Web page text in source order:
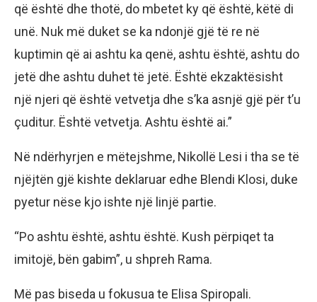
që është dhe thotë, do mbetet ky që është, këtë di
unë. Nuk më duket se ka ndonjë gjë të re në
kuptimin që ai ashtu ka qenë, ashtu është, ashtu do
jetë dhe ashtu duhet të jetë. Është ekzaktësisht
një njeri që është vetvetja dhe s’ka asnjë gjë për t’u
çuditur. Është vetvetja. Ashtu është ai.”
Në ndërhyrjen e mëtejshme, Nikollë Lesi i tha se të
njëjtën gjë kishte deklaruar edhe Blendi Klosi, duke
pyetur nëse kjo ishte një linjë partie.
“Po ashtu është, ashtu është. Kush përpiqet ta
imitojë, bën gabim”, u shpreh Rama.
Më pas biseda u fokusua te Elisa Spiropali.